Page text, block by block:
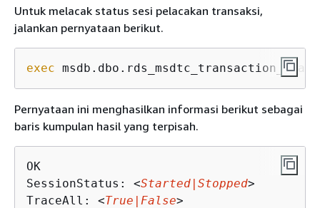
Untuk melacak status sesi pelacakan transaksi,
jalankan pernyataan berikut.
exec
Pernyataan ini menghasilkan informasi berikut sebagai
baris kumpulan hasil yang terpisah.
OK
SessionStatus: <Started|Stopped>
TraceAll: <True|False>